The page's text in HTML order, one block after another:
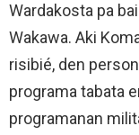
Wardakosta pa
Wakawa. Aki
risibié, den
programa tabata
programanan